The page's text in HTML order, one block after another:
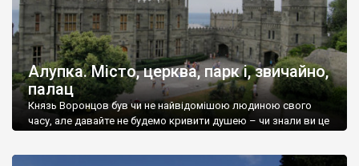
Алупка. Місто, церква, парк і, звичайно,
палац
Князь Воронцов був чи не найвідомішою людиною свого
часу, але давайте не будемо кривити душею – чи знали ви це